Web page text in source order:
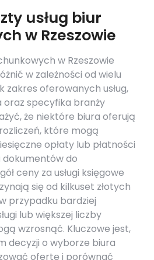
usług biur
w Rzeszowie
w Rzeszowie
w zależności od wielu
zakres oferowanych usług,
oraz specyfika branży
że niektóre biura oferują
które mogą
opłaty lub płatności
dokumentów do
ceny za usługi księgowe
się od kilkuset złotych
przypadku bardziej
lub większej liczby
wzrosnąć. Kluczowe jest,
decyzji o wyborze biura
ofertę i porównać